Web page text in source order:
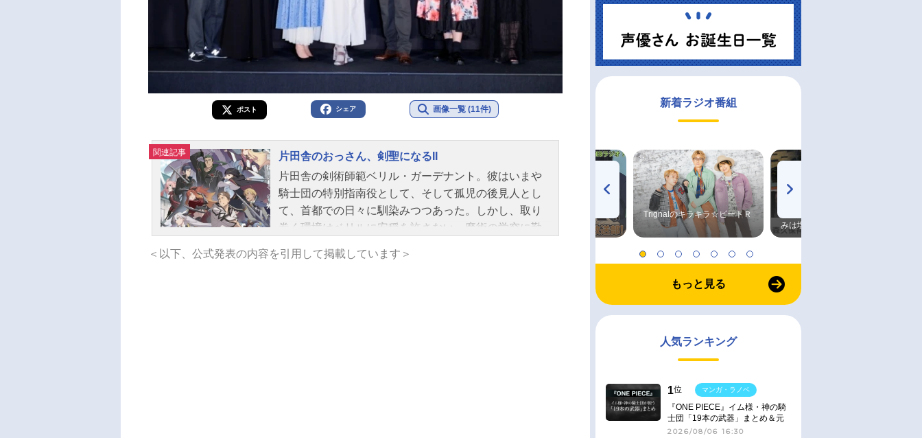
ポスト シェア 画像一覧 (11件)
関連記事
片田舎のおっさん、剣聖になるII
片田舎の剣術師範ベリル・ガーデナント。彼はいまや
騎士団の特別指南役として、そして孤児の後見人とし
て、首都での日々に馴染みつつあった。しかし、取り
巻く環境はベリルに安穏を許さない。魔術の学究に勤
で。国境を臨む辺境伯領で。策謀渦巻く異国の地で。
＜以下、公式発表の内容を引用して掲載しています＞
新着ラジオ番組
TVアニメ『戦隊大失格』
radio 大直会 2nd season
ハイキュー!! 烏野高校放送部! Trignalのキラキラ☆ビートＲ
みは塩だけ
もっと見る
人気ランキング
1位
『ONE PIECE』イム様・神の騎
士団「19本の武器」まとめ＆元
ネタ
2026/08/06 16:30
マンガ・ラノベ